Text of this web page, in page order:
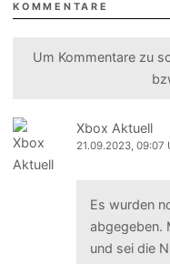
KOMMENTARE
Um Kommentare zu
Xbox Aktuell
21.09.2023, 09:07
Es wurden
abgegeben.
und sei die